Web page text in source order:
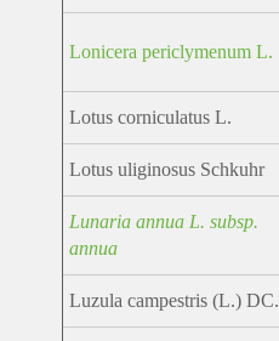
Lonicera periclymenum L.
Lotus corniculatus L.
Lotus uliginosus Schkuhr
Lunaria annua L. subsp.
annua
Luzula campestris (L.) DC.